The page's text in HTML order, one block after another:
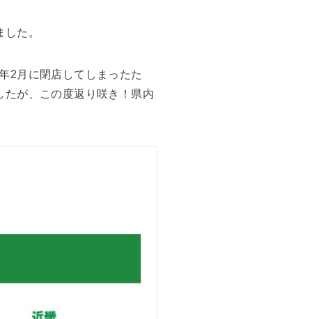
た。
2月に閉店してしまったた
が、この度返り咲き！県内